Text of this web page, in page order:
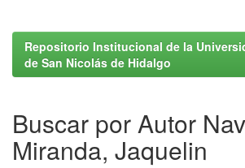
Repositorio Institucional de la
de San Nicolás de Hidalgo
Buscar por Autor
Miranda, Jaquelin